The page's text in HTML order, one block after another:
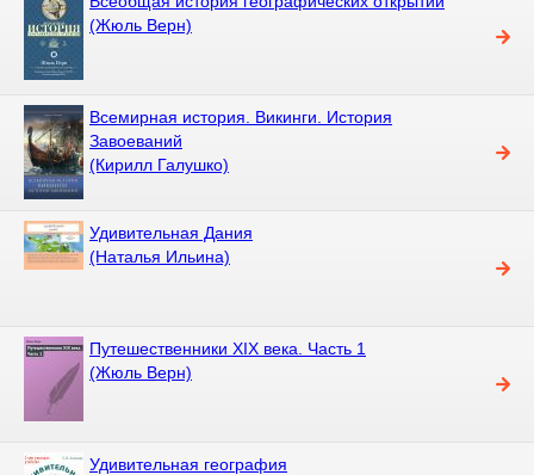
(Жюль Верн)
Всемирная история. Викинги. История
Завоеваний
(Кирилл Галушко)
Удивительная Дания
(Наталья Ильина)
Путешественники XIX века. Часть 1
(Жюль Верн)
Удивительная география